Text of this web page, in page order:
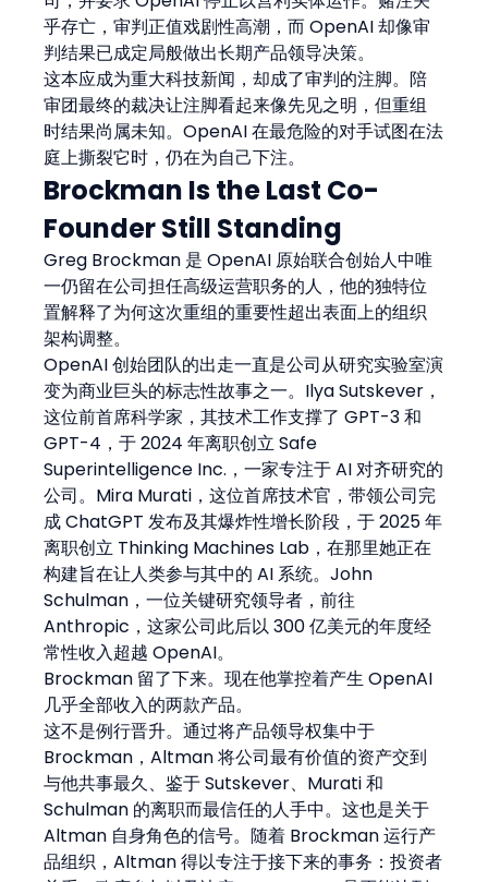
乎存亡，审判正值戏剧性高潮，而 OpenAI 却像审
判结果已成定局般做出长期产品领导决策。
这本应成为重大科技新闻，却成了审判的注脚。陪
审团最终的裁决让注脚看起来像先见之明，但重组
时结果尚属未知。OpenAI 在最危险的对手试图在法
庭上撕裂它时，仍在为自己下注。
Brockman Is the Last Co-
Founder Still Standing
Greg Brockman 是 OpenAI 原始联合创始人中唯
一仍留在公司担任高级运营职务的人，他的独特位
置解释了为何这次重组的重要性超出表面上的组织
架构调整。
OpenAI 创始团队的出走一直是公司从研究实验室演
变为商业巨头的标志性故事之一。Ilya Sutskever，
这位前首席科学家，其技术工作支撑了 GPT-3 和
GPT-4，于 2024 年离职创立 Safe
Superintelligence Inc.，一家专注于 AI 对齐研究的
公司。Mira Murati，这位首席技术官，带领公司完
成 ChatGPT 发布及其爆炸性增长阶段，于 2025 年
离职创立 Thinking Machines Lab，在那里她正在
构建旨在让人类参与其中的 AI 系统。John
Schulman，一位关键研究领导者，前往
Anthropic，这家公司此后以 300 亿美元的年度经
常性收入超越 OpenAI。
Brockman 留了下来。现在他掌控着产生 OpenAI
几乎全部收入的两款产品。
这不是例行晋升。通过将产品领导权集中于
Brockman，Altman 将公司最有价值的资产交到
与他共事最久、鉴于 Sutskever、Murati 和
Schulman 的离职而最信任的人手中。这也是关于
Altman 自身角色的信号。随着 Brockman 运行产
品组织，Altman 得以专注于接下来的事务：投资者